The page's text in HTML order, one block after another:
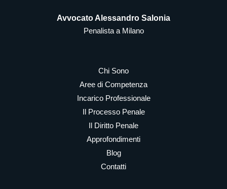
Avvocato Alessandro Salonia
Penalista a Milano
Chi Sono
Aree di Competenza
Incarico Professionale
Il Processo Penale
Il Diritto Penale
Approfondimenti
Blog
Contatti